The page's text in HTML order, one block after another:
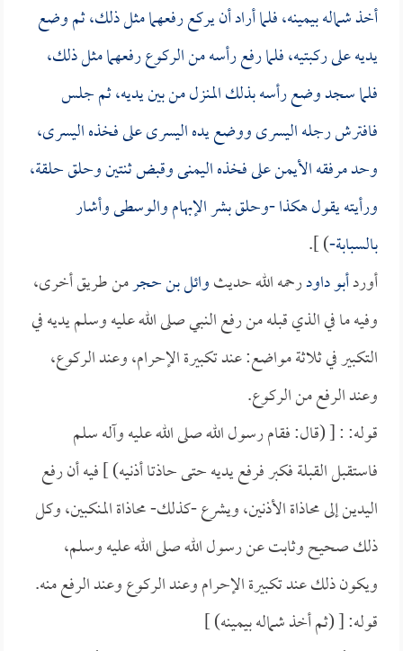
أخذ شماله بيمينه، فلما أراد أن يركع رفعهما مثل ذلك، ثم وضع
يديه على ركبتيه، فلما رفع رأسه من الركوع رفعهما مثل ذلك،
فلما سجد وضع رأسه بذلك المنزل من بين يديه، ثم جلس
فافترش رجله اليسرى ووضع يده اليسرى على فخذه اليسرى،
وحد مرفقه الأيمن على فخذه اليمنى وقبض ثنتين وحلق حلقة،
ورأيته يقول هكذا -وحلق بشر الإبهام والوسطى وأشار
بالسبابة-) ].
أوردأبو داودرحمه الله حديثوائل بن حجرمن طريق أخرى،
وفيه ما في الذي قبله من رفع النبي صلى الله عليه وسلم يديه في
التكبير في ثلاثة مواضع: عند تكبيرة الإحرام، وعند الركوع،
وعند الرفع من الركوع.
قوله: : [ (قال: فقام رسول الله صلى الله عليه وآله سلم
فاستقبل القبلة فكبر فرفع يديه حتى حاذتا أذنيه) ] فيه أن رفع
اليدين إلى محاذاة الأذنين، ويشرع -كذلك- محاذاة المنكبين، وكل
ذلك صحيح وثابت عن رسول الله صلى الله عليه وسلم،
ويكون ذلك عند تكبيرة الإحرام وعند الركوع وعند الرفع منه.
قوله: [ (ثم أخذ شماله بيمينه) ]